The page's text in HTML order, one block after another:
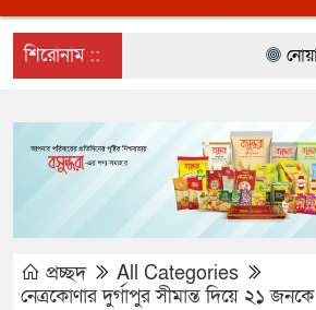
শিরোনাম ::
প্রচ্ছদ
All Categories
নেত্রকোণার দুর্গাপুর সীমান্ত দিয়ে ২১